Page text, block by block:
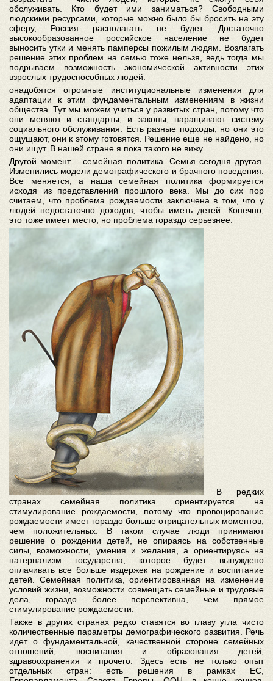
обслуживать. Кто будет ими заниматься? Свободными
людскими ресурсами, которые можно было бы бросить на эту
сферу, Россия располагать не будет. Достаточно
высокообразованное российское население не будет
выносить утки и менять памперсы пожилым людям. Возлагать
решение этих проблем на семью тоже нельзя, ведь тогда мы
подрываем возможность экономической активности этих
взрослых трудоспособных людей.
онадобятся огромные институциональные изменения для
адаптации к этим фундаментальным изменениям в жизни
общества. Тут мы можем учиться у развитых стран, потому что
они меняют и стандарты, и законы, наращивают систему
социального обслуживания. Есть разные подходы, но они это
ощущают, они к этому готовятся. Решение еще не найдено, но
они ищут. В нашей стране я пока такого не вижу.
Другой момент – семейная политика. Семья сегодня другая.
Изменились модели демографического и брачного поведения.
Все меняется, а наша семейная политика формируется
исходя из представлений прошлого века. Мы до сих пор
считаем, что проблема рождаемости заключена в том, что у
людей недостаточно доходов, чтобы иметь детей. Конечно,
это тоже имеет место, но проблема гораздо серьезнее.
В редких
странах семейная политика ориентируется на
стимулирование рождаемости, потому что провоцирование
рождаемости имеет гораздо больше отрицательных моментов,
чем положительных. В таком случае люди принимают
решение о рождении детей, не опираясь на собственные
силы, возможности, умения и желания, а ориентируясь на
патернализм государства, которое будет вынуждено
оплачивать все больше издержек на рождение и воспитание
детей. Семейная политика, ориентированная на изменение
условий жизни, возможности совмещать семейные и трудовые
дела, гораздо более перспективна, чем прямое
стимулирование рождаемости.
Также в других странах редко ставятся во главу угла чисто
количественные параметры демографического развития. Речь
идет о фундаментальной, качественной стороне семейных
отношений, воспитания и образования детей,
здравоохранения и прочего. Здесь есть не только опыт
отдельных стран: есть решения в рамках ЕС,